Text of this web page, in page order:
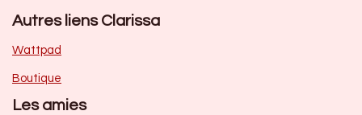
Autres liens Clarissa
Wattpad
Boutique
Les amies